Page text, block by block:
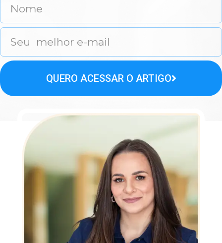
QUERO ACESSAR O ARTIGO